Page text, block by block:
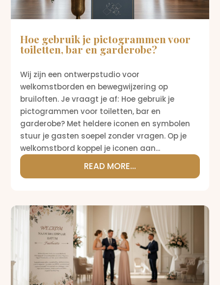
Hoe gebruik je pictogrammen voor
toiletten, bar en garderobe?
Wij zijn een ontwerpstudio voor
welkomstborden en bewegwijzering op
bruiloften. Je vraagt je af: Hoe gebruik je
pictogrammen voor toiletten, bar en
garderobe? Met heldere iconen en symbolen
stuur je gasten soepel zonder vragen. Op je
welkomstbord koppel je iconen aan...
READ MORE...